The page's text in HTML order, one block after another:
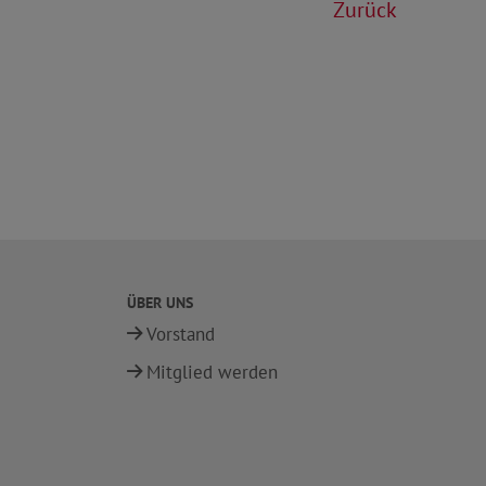
Zurück
ÜBER UNS
Vorstand
Mitglied werden